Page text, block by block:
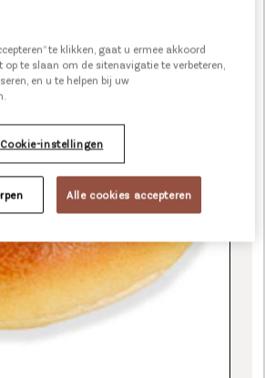
WIT
te klikken, gaat u ermee akkoord
op te slaan om de sitenavigatie te verbeteren,
en u te helpen bij uw
Cookie-instellingen
Alle cookies accepteren